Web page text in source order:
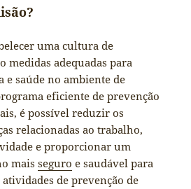
uma cultura de
medidas adequadas para
e saúde no ambiente de
eficiente de prevenção
é possível reduzir os
relacionadas ao trabalho,
e proporcionar um
maisseguro e saudável para
de prevenção de